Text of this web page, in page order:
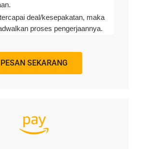
.
deal/kesepakatan, maka
proses pengerjaannya.
PESAN SEKARANG